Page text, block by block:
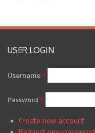
USER LOGIN
Username*
Password *
Create new account